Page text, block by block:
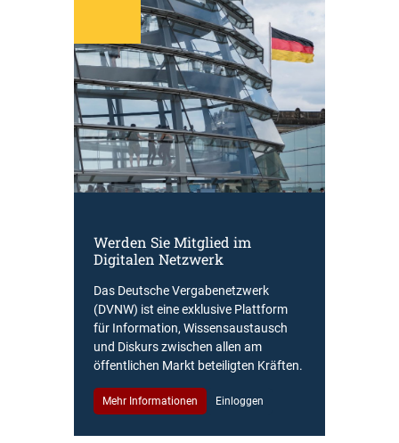
Werden Sie Mitglied im
Digitalen Netzwerk
Das Deutsche Vergabenetzwerk
(DVNW) ist eine exklusive Plattform
für Information, Wissensaustausch
und Diskurs zwischen allen am
öffentlichen Markt beteiligten Kräften.
Mehr Informationen Einloggen